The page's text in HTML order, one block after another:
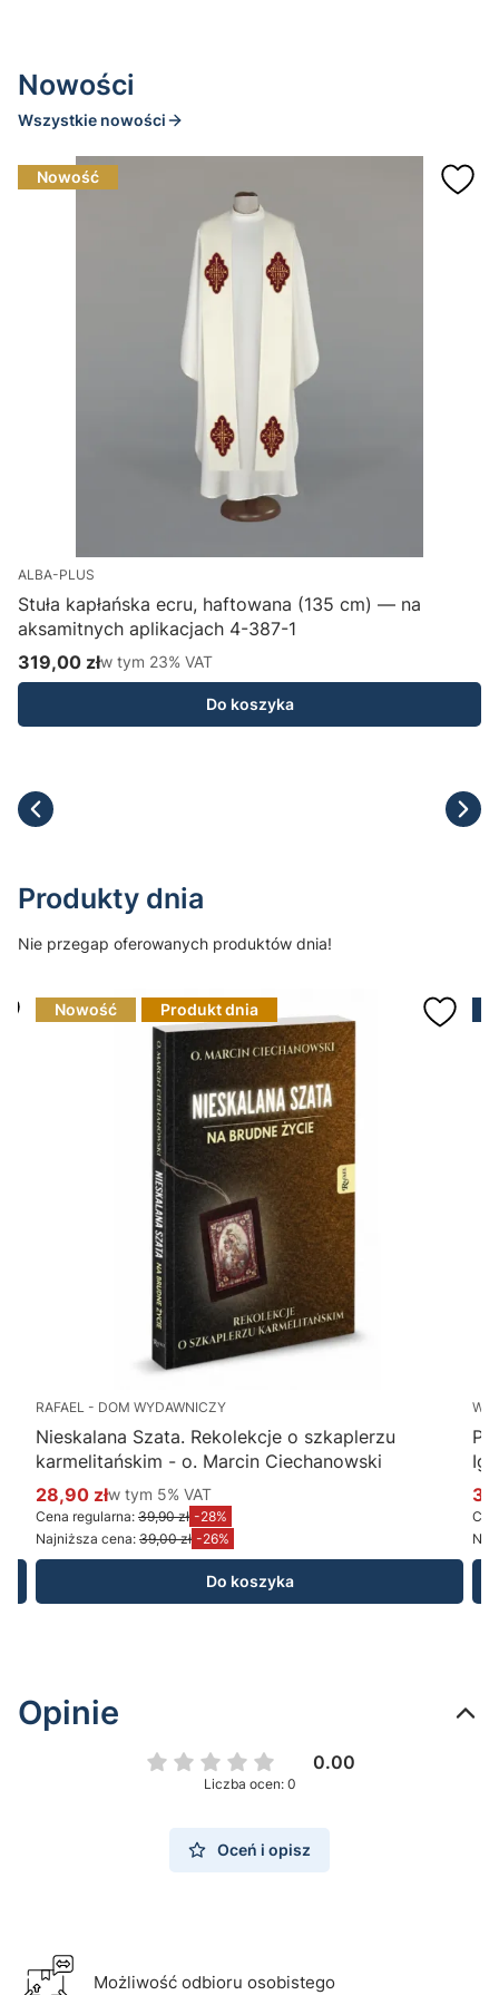
Nowości
Wszystkie nowości
Nowość
ALBA-PLUS
Stuła kapłańska ecru, haftowana (135 cm) — na
aksamitnych aplikacjach 4-387-1
Cena brutto
319,00 złw tym %s VAT
w tym 23% VAT
Do koszyka
Produkty dnia
Nie przegap oferowanych produktów dnia!
Nowość Produkt dnia
RAFAEL - DOM WYDAWNICZY
Nieskalana Szata. Rekolekcje o szkaplerzu
karmelitańskim - o. Marcin Ciechanowski
Cena promocyjna brutto
28,90 złw tym %s VAT
w tym 5% VAT
Cena regularna: 39,90 zł -28%
Najniższa cena: 39,00 zł -26%
Do koszyka
Opinie
0.00
Liczba ocen: 0
Oceń i opisz
Możliwość odbioru osobistego